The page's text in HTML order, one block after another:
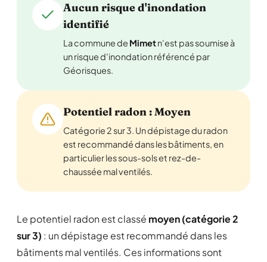
Aucun risque d'inondation
identifié
La commune de Mimetn'est pas soumise à
un risque d'inondation référencé par
Géorisques.
Potentiel radon : Moyen
Catégorie 2 sur 3. Un dépistage du radon
est recommandé dans les bâtiments, en
particulier les sous-sols et rez-de-
chaussée mal ventilés.
Le potentiel radon est classé moyen (catégorie 2
sur 3) : un dépistage est recommandé dans les
bâtiments mal ventilés. Ces informations sont